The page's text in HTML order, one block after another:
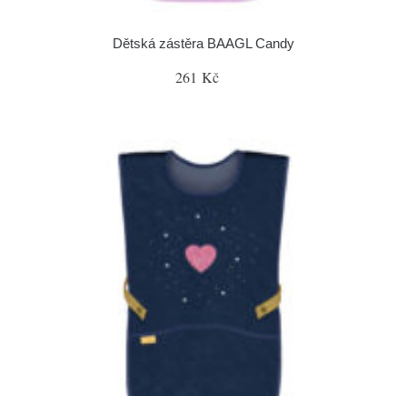
Dětská zástěra BAAGL Candy
261 Kč